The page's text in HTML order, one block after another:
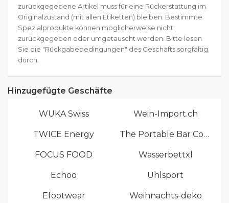
zurückgegebene Artikel muss für eine Rückerstattung im
Originalzustand (mit allen Etiketten) bleiben. Bestimmte
Spezialprodukte können möglicherweise nicht
zurückgegeben oder umgetauscht werden. Bitte lesen
Sie die "Rückgabebedingungen" des Geschäfts sorgfältig
durch.
Hinzugefügte Geschäfte
WUKA Swiss Wein-Import.ch
TWICE Energy The Portable Bar Company
FOCUS FOOD Wasserbettxl
Echoo Uhlsport
Efootwear Weihnachts-deko